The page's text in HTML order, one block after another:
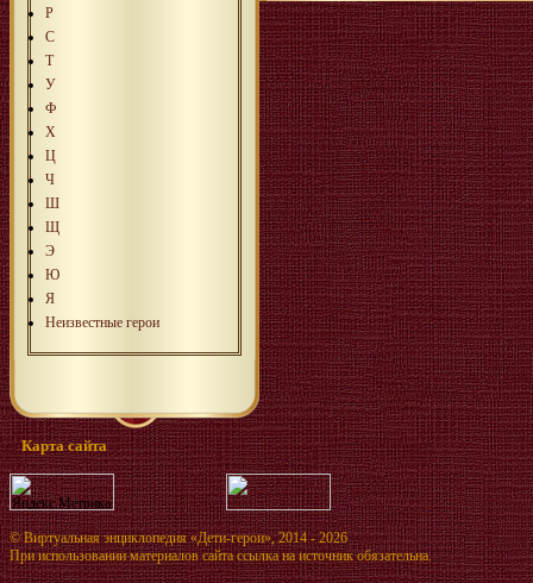
Р
С
Т
У
Ф
Х
Ц
Ч
Ш
Щ
Э
Ю
Я
Неизвестные герои
Карта сайта
©Виртуальная энциклопедия «Дети-герои», 2014 - 2026
При использовании материалов сайта ссылка на источник обязательна.